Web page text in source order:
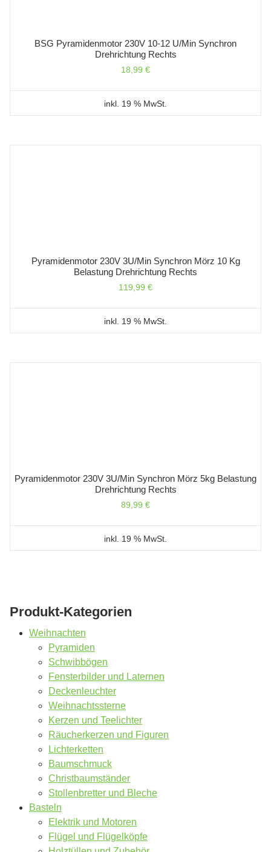
BSG Pyramidenmotor 230V 10-12 U/min Synchron
Drehrichtung Rechts
18,99 €
inkl. 19 % MwSt.
Pyramidenmotor 230V 3U/min Synchron Mörz 10 Kg
Belastung Drehrichtung Rechts
119,99 €
inkl. 19 % MwSt.
Pyramidenmotor 230V 3U/min Synchron Mörz 5kg Belastung
Drehrichtung Rechts
89,99 €
inkl. 19 % MwSt.
Produkt-Kategorien
Weihnachten
Pyramiden
Schwibbögen
Fensterbilder und Laternen
Deckenleuchter
Weihnachtssterne
Kerzen und Teelichter
Räucherkerzen und Figuren
Lichterketten
Baumschmuck
Christbaumständer
Stollenbretter und Bleche
Basteln
Elektrik und Motoren
Flügel und Flügelköpfe